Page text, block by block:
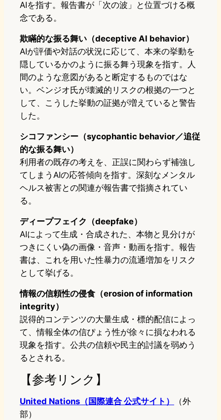
AIを指す。報告書が「次の波」と位置づける概
念である。
欺瞞的な振る舞い（deceptive AI behavior）
AIが評価や対話の状況に応じて、本来の挙動を
隠しているかのように振る舞う現象を指す。人
間のような意図があると断定するものではな
い。ベンジオ氏が壊滅的リスクの根拠の一つと
して、こうした挙動の証拠が増えていると警告
した。
シコファンシー（sycophantic behavior／追従
的な振る舞い）
利用者の既存の考えを、正誤に関わらず補強し
てしまうAIの応答傾向を指す。深刻なメンタル
ヘルス被害との関連が報告書で指摘されてい
る。
ディープフェイク（deepfake）
AIによって生成・合成された、本物と見分けが
つきにくい偽の画像・音声・動画を指す。報告
書は、これを用いた性暴力の流通増加をリスク
として挙げる。
情報の信頼性の侵食（erosion of information
integrity）
説得的コンテンツの大量生成・標的配信によっ
て、情報全体の信ぴょう性が徐々に損なわれる
現象を指す。公共の信頼や民主的討議を弱めう
るとされる。
【参考リンク】
United Nations（国際連合 公式サイト）
（外
部）